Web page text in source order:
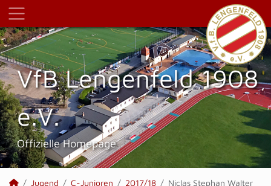
VfB Lengenfeld 1908
e.V.
Offizielle Homepage
Jugend C-Junioren 2017/18 Niclas Stephan Walter